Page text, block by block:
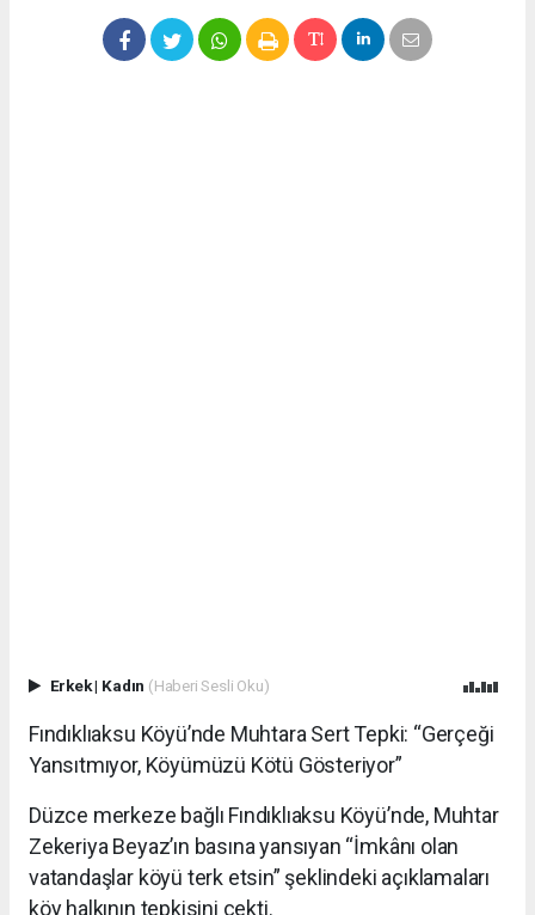
Erkek| Kadın (Haberi Sesli Oku)
Fındıklıaksu Köyü’nde Muhtara Sert Tepki: “Gerçeği
Yansıtmıyor, Köyümüzü Kötü Gösteriyor”
Düzce merkeze bağlı Fındıklıaksu Köyü’nde, Muhtar
Zekeriya Beyaz’ın basına yansıyan “İmkânı olan
vatandaşlar köyü terk etsin” şeklindeki açıklamaları
köy halkının tepkisini çekti.